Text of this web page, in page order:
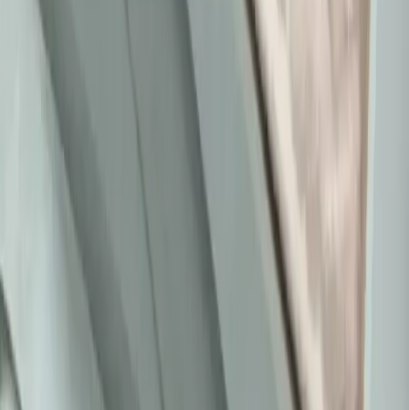
Moda mikrotrendleri genellikle kısa ömürlü olsa da bazı parçalar,
nostalji ve kişisel stil nedeniyle uzun yıllar tercih edilmeye devam
ediyor. Bu yazı, Reddit deneyimleriyle bu trendleri inceliyor.
Kavisli Vücut Tipleri İçin Doğru Kumaş ve
Kesimlerle Yapısal Moda Rehberi